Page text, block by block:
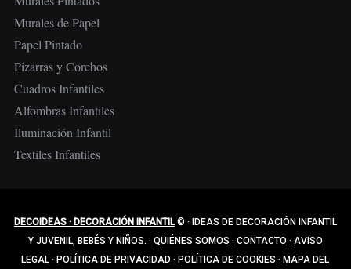
Murales de Papel
Papel Pintado
Pizarras y Corchos
Cuadros Infantiles
Alfombras Infantiles
Iluminación Infantil
Textiles Infantiles
DECOIDEAS · DECORACIÓN INFANTIL© ·
IDEAS DE DECORACIÓN INFANTIL
Y JUVENIL, BEBÉS Y NIÑOS. · QUIÉNES SOMOS · CONTACTO · AVISO
LEGAL · POLÍTICA DE PRIVACIDAD · POLÍTICA DE COOKIES · MAPA DEL